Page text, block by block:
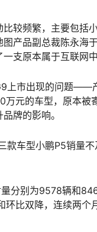
较频繁，主要包括
产品副总裁陈永海
支原本属于互联网中
上市出现的问题——
万元的车型，原本
牌的影响。
车型小鹏P5销量不
分别为9578辆和
比双降，连续两个